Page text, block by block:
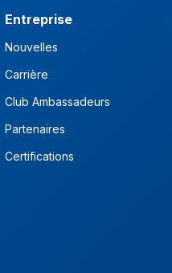
Entreprise
Nouvelles
Carrière
Club Ambassadeurs
Partenaires
Certifications